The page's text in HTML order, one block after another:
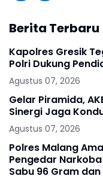
Berita Terbaru
Kapolres Gresik
Polri Dukung
Agustus 07, 2026
Gelar Piramida,
Sinergi Jaga
Agustus 07, 2026
Polres Malang
Pengedar
Sabu 96 Gram dan